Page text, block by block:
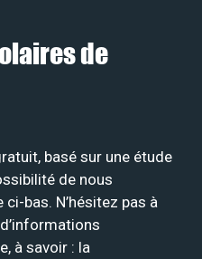
de
basé sur une étude
de nous
bas. N’hésitez pas à
à savoir : la